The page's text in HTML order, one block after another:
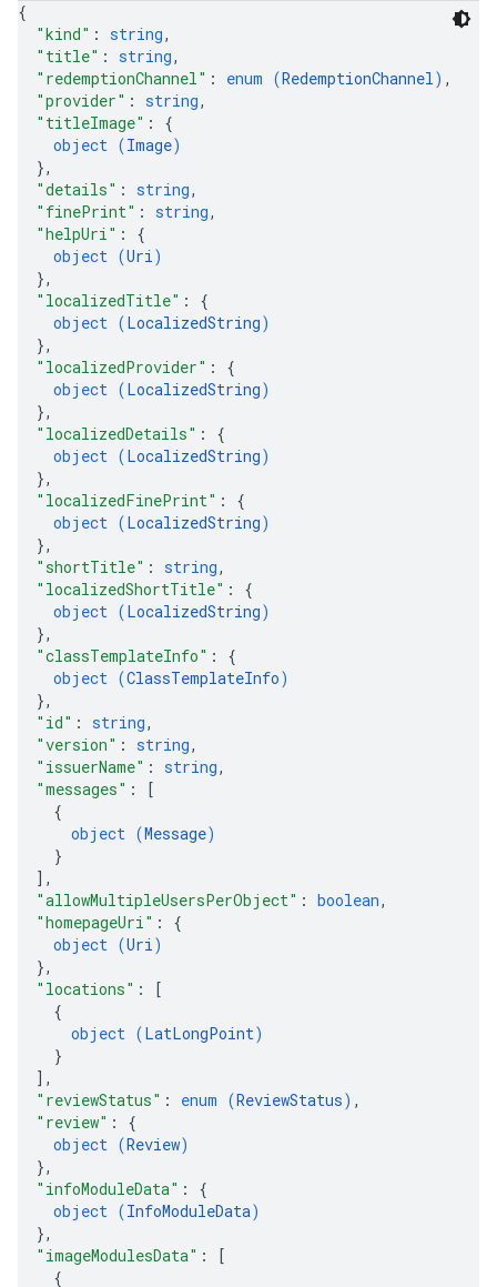
{
"kind" : string,
"title" : string,
"redemptionChannel" : enum (RedemptionChannel) ,
"provider" : string,
"titleImage" : {
object (Image)
},
"details" : string,
"finePrint" : string,
"helpUri" : {
object (Uri)
},
"localizedTitle" : {
object (LocalizedString)
},
"localizedProvider" : {
object (LocalizedString)
},
"localizedDetails" : {
object (LocalizedString)
},
"localizedFinePrint" : {
object (LocalizedString)
},
"shortTitle" : string,
"localizedShortTitle" : {
object (LocalizedString)
},
"classTemplateInfo" : {
object (ClassTemplateInfo)
},
"id" : string,
"version" : string,
"issuerName" : string,
"messages" :
[
{
object (Message)
}
] ,
"allowMultipleUsersPerObject" : boolean,
"homepageUri" : {
object (Uri)
},
"locations" :
[
{
object (LatLongPoint)
}
] ,
"reviewStatus" : enum (ReviewStatus) ,
"review" : {
object (Review)
},
"infoModuleData" : {
object (InfoModuleData)
},
"imageModulesData" :
[
{